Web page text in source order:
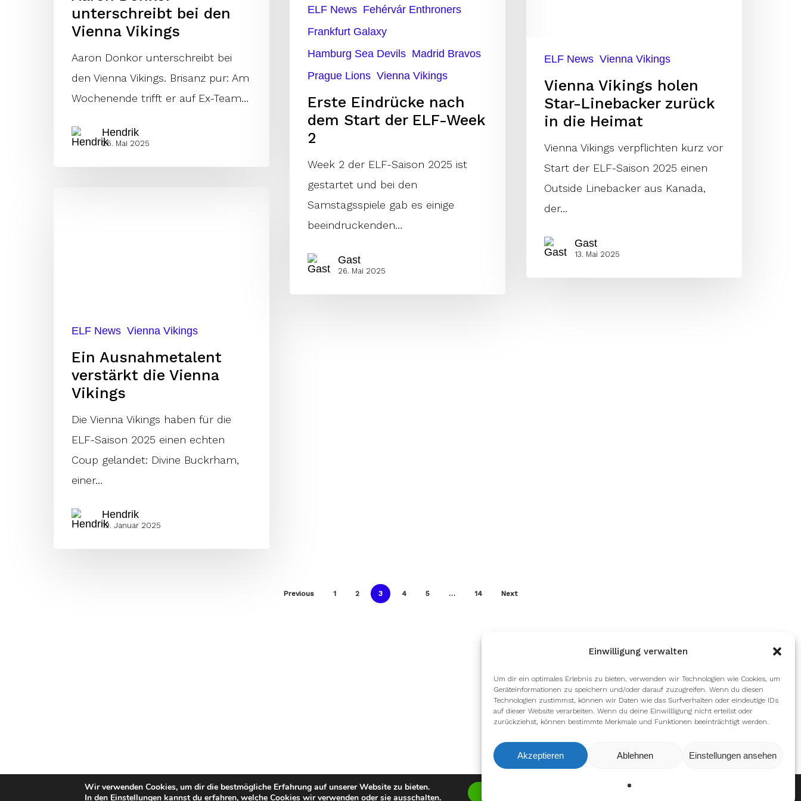
Einwilligung verwalten
Um dir ein optimales Erlebnis zu bieten, verwenden wir Technologien wie Cookies, um
Geräteinformationen zu speichern und/oder darauf zuzugreifen. Wenn du diesen
Technologien zustimmst, können wir Daten wie das Surfverhalten oder eindeutige IDs
auf dieser Website verarbeiten. Wenn du deine Einwillligung nicht erteilst oder
zurückziehst, können bestimmte Merkmale und Funktionen beeinträchtigt werden.
Akzeptieren Ablehnen Einstellungen ansehen
unterschreibt bei den
Vienna Vikings
Aaron Donkor unterschreibt bei
den Vienna Vikings. Brisanz pur: Am
Wochenende trifft er auf Ex-Team…
Hendrik
26. Mai 2025
ELF News Fehérvár Enthroners
Frankfurt Galaxy
Hamburg Sea Devils Madrid Bravos
Prague Lions Vienna Vikings
Erste Eindrücke nach
dem Start der ELF-Week
2
Week 2 der ELF-Saison 2025 ist
gestartet und bei den
Samstagsspiele gab es einige
beeindruckenden…
Gast
26. Mai 2025
HeimatELF News Vienna Vikings
Vienna Vikings holen
Star-Linebacker zurück
in die Heimat
Vienna Vikings verpflichten kurz vor
Start der ELF-Saison 2025 einen
Outside Linebacker aus Kanada,
der…
Gast
13. Mai 2025
ELF News Vienna Vikings
Ein Ausnahmetalent
verstärkt die Vienna
Vikings
Die Vienna Vikings haben für die
ELF-Saison 2025 einen echten
Coup gelandet: Divine Buckrham,
einer…
Hendrik
19. Januar 2025
Previous 1 2 3 4 5 … 14 Next
Wir verwenden Cookies, um dir die bestmögliche Erfahrung auf unserer Website zu bieten.
In den Einstellungen kannst du erfahren, welche Cookies wir verwenden oder sie ausschalten.